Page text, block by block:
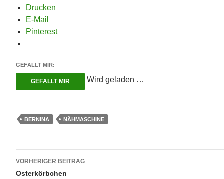
Drucken
E-Mail
Pinterest
GEFÄLLT MIR:
GEFÄLLT MIR Wird geladen …
BERNINA NÄHMASCHINE
Beitragsnavigation
VORHERIGER BEITRAG
Osterkörbchen